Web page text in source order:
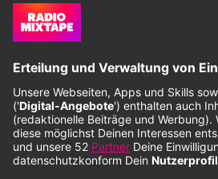
Wie kann ich euch empfangen?
Anzeige
Über DAB+ im landesweiten
der audio.digital NRW GmbH auf
Außerdem könnt ihr uns hier auf der
den Webstream hören.